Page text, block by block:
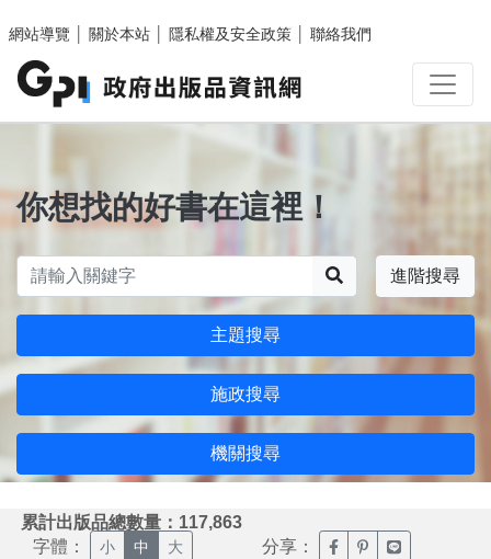
網站導覽
關於本站 隱私權及安全政策 聯絡我們
你想找的好書在這裡！
進階搜尋
主題搜尋
施政搜尋
機關搜尋
累計出版品總數量：117,863
字體： 小 中 大 分享： 臉書分享(另開新視窗)
噗浪分享(另開新
Line分享(另